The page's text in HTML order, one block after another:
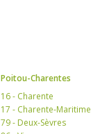
Poitou-Charentes
16 - Charente
17 - Charente-Maritime
79 - Deux-Sèvres